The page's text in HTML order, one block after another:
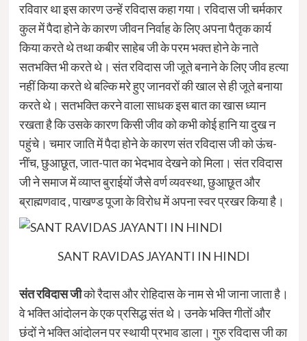
रविवार था इस कारण उन्हें रविदास कहा गया। रविदास जी चर्मकार
कुल में पैदा होने के कारण जीवन निर्वाह के लिए अपना पैतृक कार्य
किया करते थे तथा कबीर साहेब जी के परम भक्त होने के नाते
सतभक्ति भी करते थे। संत रविदास जी जूते बनाने के लिए जीव हत्या
नहीं किया करते थे बल्कि मरे हुए जानवरों की खाल से ही जूते बनाया
करते थे। सतभक्ति करने वाला साधक इस बात का खास ध्यान
रखता है कि उसके कारण किसी जीव को कभी कोई हानि या दुख न
पहुंचे। चमार जाति में पैदा होने के कारण संत रविदास जी को ऊंच-
नींच, छुआछूत, जात-पात का भेदभाव देखने को मिला। संत रविदास
जी ने समाज में व्याप्त बुराईयों जैसे वर्ण व्यवस्था, छुआछूत और
ब्राह्मणवाद , पाखण्ड पूजा के विरोध में अपना स्वर प्रखर किया है।
SANT RAVIDAS JAYANTI IN HINDI
संत रविदास जीको रैदास और रोहिदास के नाम से भी जाना जाता है।
वे भक्ति आंदोलन के एक प्रसिद्ध संत थे। उनके भक्ति गीतों और
छंदों ने भक्ति आंदोलन पर स्थायी प्रभाव डाला। गुरु रविदास जी का